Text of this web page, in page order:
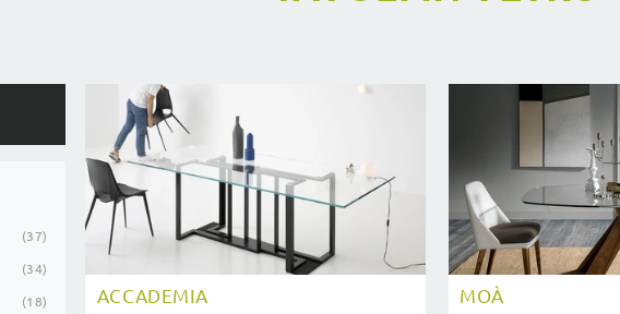
37
34
18 ACCADEMIA MOÀ